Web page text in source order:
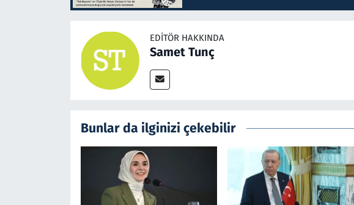
EDITÖR HAKKINDA
Samet Tunç
Bunlar da ilginizi çekebilir